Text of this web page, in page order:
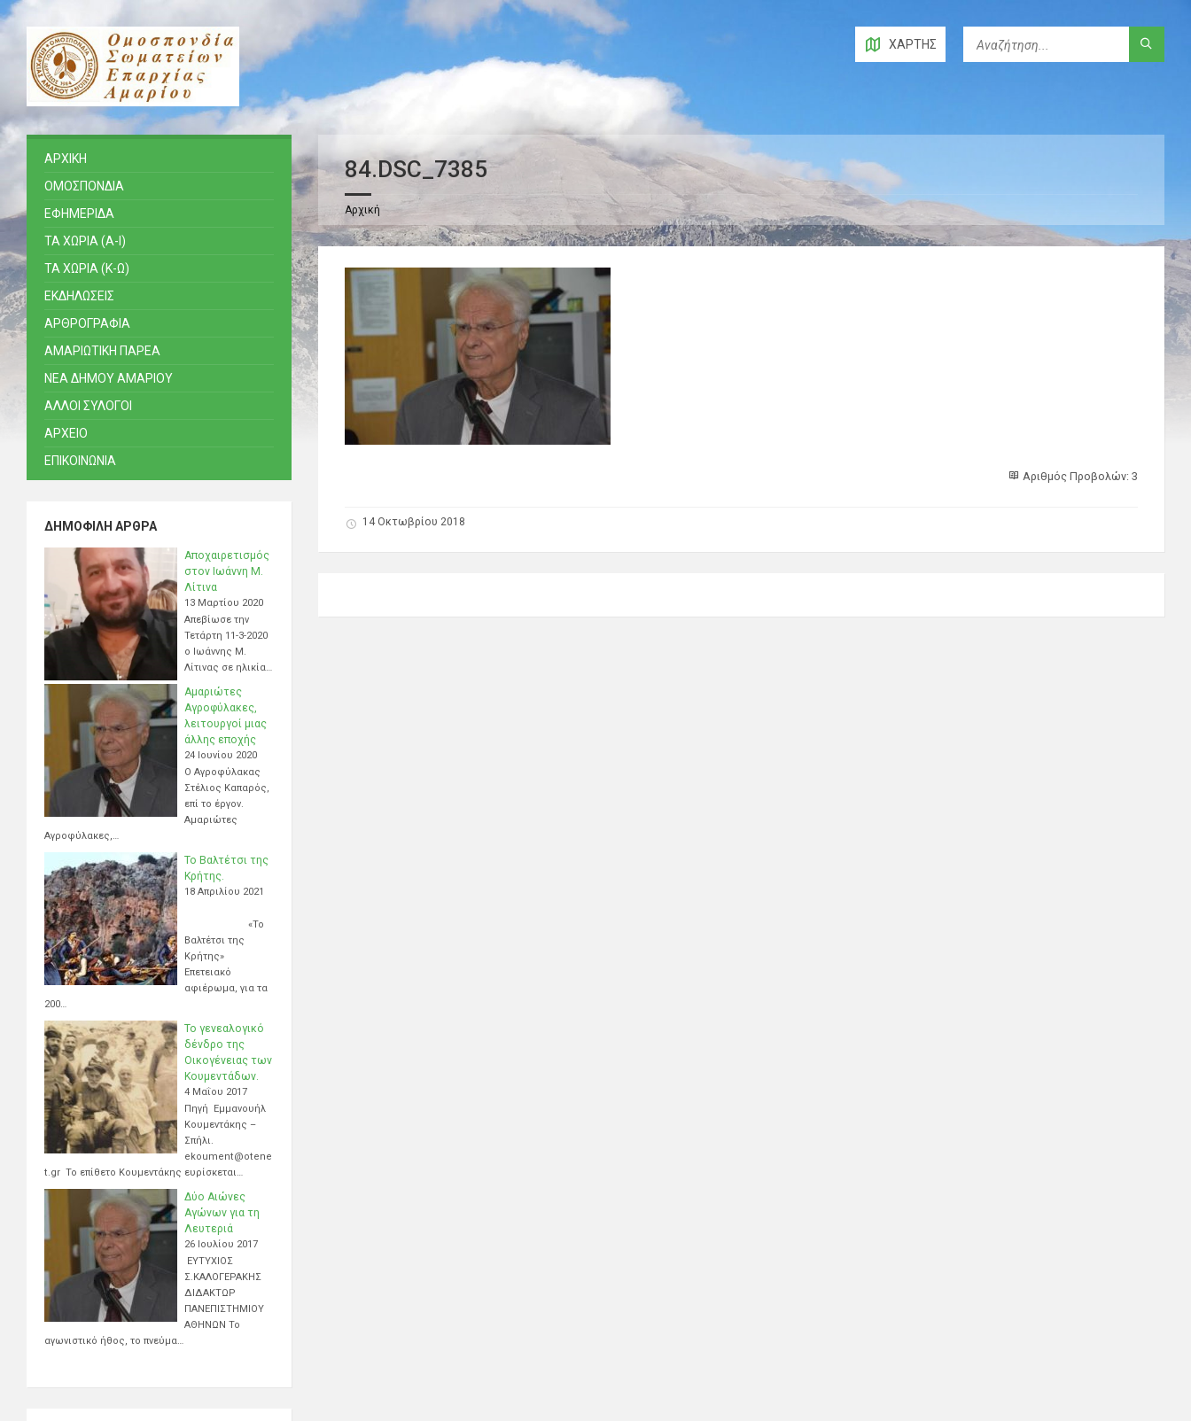
ΧΆΡΤΗΣ
84.DSC_7385
Αρχική
Αριθμός Προβολών: 3
14 Οκτωβρίου 2018
ΑΡΧΙΚΗ
ΟΜΟΣΠΟΝΔΙΑ
ΕΦΗΜΕΡΙΔΑ
ΤΑ ΧΩΡΙΑ (Α-Ι)
ΤΑ ΧΩΡΙΑ (Κ-Ω)
ΕΚΔΗΛΩΣΕΙΣ
ΑΡΘΡΟΓΡΑΦΙΑ
ΑΜΑΡΙΩΤΙΚΗ ΠΑΡΕΑ
ΝΕΑ ΔΗΜΟΥ ΑΜΑΡΙΟΥ
ΑΛΛΟΙ ΣΥΛΟΓΟΙ
ΑΡΧΕΙΟ
ΕΠΙΚΟΙΝΩΝΙΑ
ΔΗΜΟΦΙΛΉ ΆΡΘΡΑ
Αποχαιρετισμός
στον Ιωάννη Μ.
Λίτινα
13 Μαρτίου 2020
Απεβίωσε την
Τετάρτη 11-3-2020
ο Ιωάννης Μ.
Λίτινας σε ηλικία…
Αμαριώτες
Αγροφύλακες,
λειτουργοί μιας
άλλης εποχής
24 Ιουνίου 2020
Ο Αγροφύλακας
Στέλιος Καπαρός,
επί το έργον.
Αμαριώτες
Αγροφύλακες,…
Το Βαλτέτσι της
Κρήτης.
18 Απριλίου 2021
«Το
Βαλτέτσι της
Κρήτης»
Επετειακό
αφιέρωμα, για τα
200…
Το γενεαλογικό
δένδρο της
Οικογένειας των
Κουμεντάδων.
4 Μαΐου 2017
Πηγή Εμμανουήλ
Κουμεντάκης –
Σπήλι.
ekoument@otene
t.gr Το επίθετο Κουμεντάκης ευρίσκεται…
Δύο Αιώνες
Αγώνων για τη
Λευτεριά
26 Ιουλίου 2017
ΕΥΤΥΧΙΟΣ
Σ.ΚΑΛΟΓΕΡΑΚΗΣ
ΔΙΔΑΚΤΩΡ
ΠΑΝΕΠΙΣΤΗΜΙΟΥ
ΑΘΗΝΩΝ Το
αγωνιστικό ήθος, το πνεύμα…